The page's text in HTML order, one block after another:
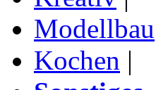
Modellbau
Kochen |